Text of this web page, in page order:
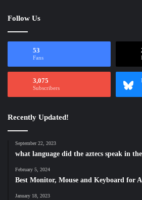
Follow Us
53
Fans
3,075
Subscribers
Recently Updated!
September 22, 2023
what language did the aztecs speak in
February 5, 2024
Best Monitor, Mouse and Keyboard for
January 18, 2023